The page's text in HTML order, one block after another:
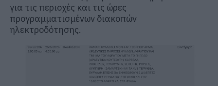
για τις περιοχές και τις ώρες
προγραμματισμένων διακοπών
ηλεκτροδότησης.